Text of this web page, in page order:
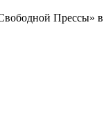
Прессы» в